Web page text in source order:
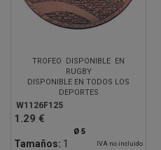
TROFEO DISPONIBLE EN
RUGBY
DISPONIBLE EN TODOS LOS
DEPORTES
W1126F125
1.29 €
Ø 5
Tamaños: 1 IVA no incluido